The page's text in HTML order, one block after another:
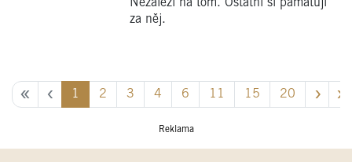
Nezáleží na tom. Ostatní si pamatují
za něj.
1 2 3 4 6 11 15 20
Reklama